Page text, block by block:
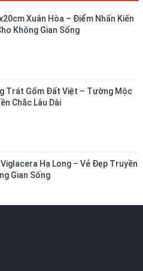
Xuân Hòa – Điểm Nhấn Kiến
Không Gian Sống
Trát Gốm Đất Việt – Tường Mộc
Chắc Lâu Dài
Hạ Long – Vẻ Đẹp Truyền
Gian Sống